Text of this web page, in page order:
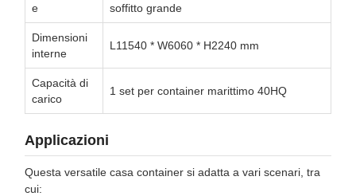
e
soffitto grande
Dimensioni
interne
L11540 * W6060 * H2240 mm
Capacità di
carico
1 set per container marittimo 40HQ
Applicazioni
Questa versatile casa container si adatta a vari scenari, tra
cui: